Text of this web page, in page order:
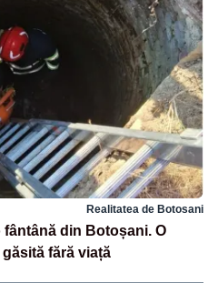
Realitatea de Botosani
din Botoșani. O
fără viață